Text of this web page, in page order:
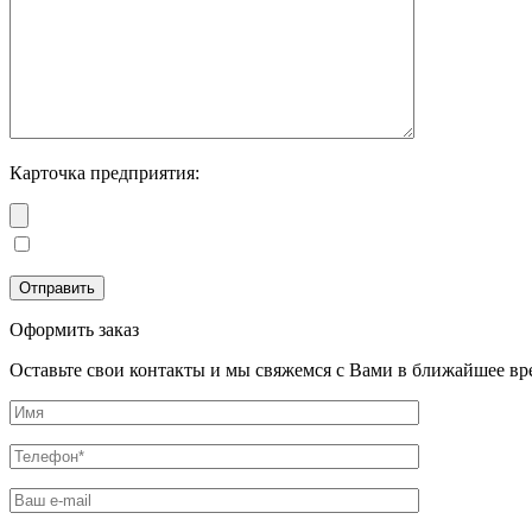
Карточка предприятия:
Оформить заказ
Оставьте свои контакты и мы свяжемся с Вами в ближайшее